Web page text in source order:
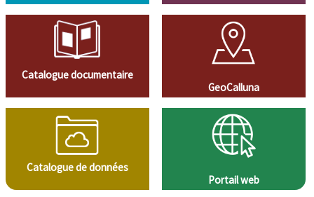
Catalogue documentaire
GeoCalluna
Catalogue de données
Portail web